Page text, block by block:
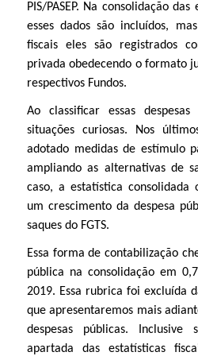
PIS/PASEP. Na consolidação
esses dados são incluídos,
fiscais eles são registrados
privada obedecendo o formato
respectivos Fundos.
Ao classificar essas
situações curiosas. Nos
adotado medidas de estímulo
ampliando as alternativas de
caso, a estatística consolidada
um crescimento da despesa
saques do FGTS.
Essa forma de contabilização
pública na consolidação em
2019. Essa rubrica foi excluída
que apresentaremos mais
despesas públicas.
apartada das estatísticas